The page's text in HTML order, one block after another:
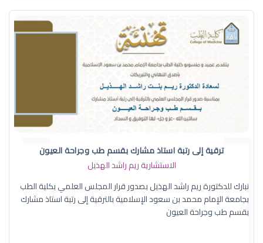
ترقية إلى رتبة استاذ مشارك بقسم طب وجراحة العيون
الاستشارية ريم راشد الهذيل
نبارك للدكتورة ريم راشد الهذيل بصدور قرار المجلس العلمي بكلية الطب
بجامعة الإمام محمد بن سعود الإسلامية بالترقية إلى رتبة استاذ مشارك
بقسم طب وجراحة العيون